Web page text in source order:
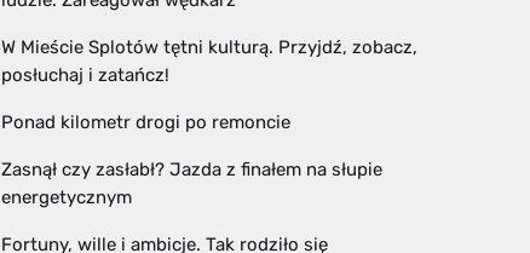
W Mieście Splotów tętni kulturą. Przyjdź, zobacz,
posłuchaj i zatańcz!
Ponad kilometr drogi po remoncie
Zasnął czy zasłabł? Jazda z finałem na słupie
energetycznym
Fortuny, wille i ambicje. Tak rodziło się